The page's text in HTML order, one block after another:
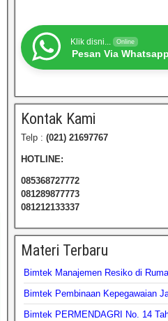
Klik disni... Online
Pesan Via Whatsapp
Kontak Kami
Telp : (021) 21697767
HOTLINE:
085368727772
081289877773
081212133337
Materi Terbaru
Bimtek Manajemen Resiko di
Bimtek Pembinaan Kepegawaian
Bimtek PERMENDAGRI No. 14